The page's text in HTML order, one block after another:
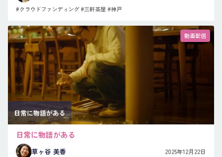
#クラウドファンディング#三軒茶屋 #神戸
動画配信
日常に物語がある
日常に物語がある
草ヶ谷 美香 2025年12月22日